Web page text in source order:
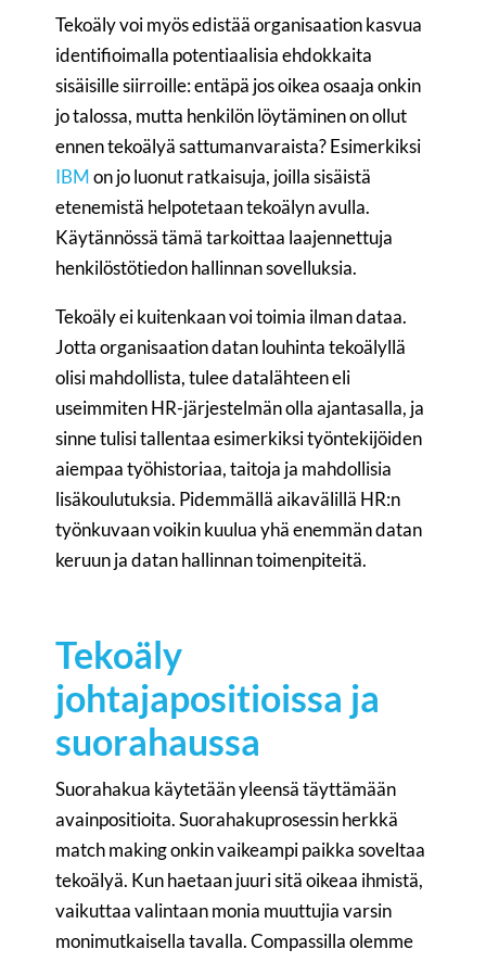
Tekoäly voi myös edistää organisaation kasvua
identifioimalla potentiaalisia ehdokkaita
sisäisille siirroille: entäpä jos oikea osaaja onkin
jo talossa, mutta henkilön löytäminen on ollut
ennen tekoälyä sattumanvaraista? Esimerkiksi
IBMon jo luonut ratkaisuja, joilla sisäistä
etenemistä helpotetaan tekoälyn avulla.
Käytännössä tämä tarkoittaa laajennettuja
henkilöstötiedon hallinnan sovelluksia.
Tekoäly ei kuitenkaan voi toimia ilman dataa.
Jotta organisaation datan louhinta tekoälyllä
olisi mahdollista, tulee datalähteen eli
useimmiten HR-järjestelmän olla ajantasalla, ja
sinne tulisi tallentaa esimerkiksi työntekijöiden
aiempaa työhistoriaa, taitoja ja mahdollisia
lisäkoulutuksia. Pidemmällä aikavälillä HR:n
työnkuvaan voikin kuulua yhä enemmän datan
keruun ja datan hallinnan toimenpiteitä.
Tekoäly
johtajapositioissa ja
suorahaussa
Suorahakua käytetään yleensä täyttämään
avainpositioita. Suorahakuprosessin herkkä
match making onkin vaikeampi paikka soveltaa
tekoälyä. Kun haetaan juuri sitä oikeaa ihmistä,
vaikuttaa valintaan monia muuttujia varsin
monimutkaisella tavalla. Compassilla olemme